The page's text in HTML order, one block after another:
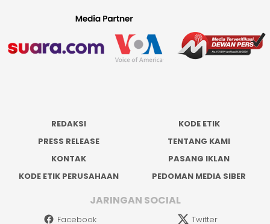
REDAKSI
KODE ETIK
PRESS RELEASE
TENTANG KAMI
KONTAK
PASANG IKLAN
KODE ETIK PERUSAHAAN
PEDOMAN MEDIA SIBER
JARINGAN SOCIAL
Facebook
Twitter